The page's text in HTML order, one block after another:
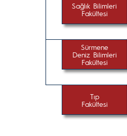
Sağlık Bilimleri
Fakültesi
Sürmene
Deniz Bilimleri
Fakültesi
Tıp
Fakültesi